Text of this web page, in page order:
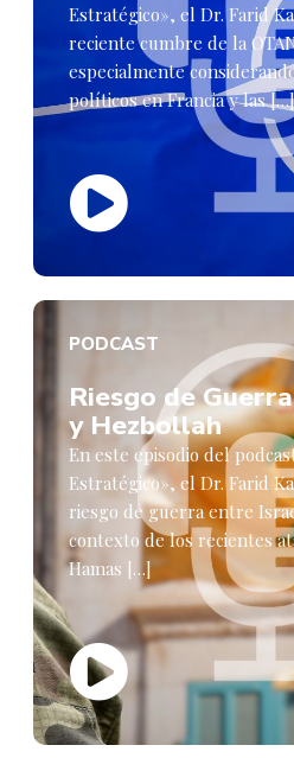
Estratégico», el Dr. Farid
reciente cumbre de la
especialmente
políticos en Francia y las […]
PODCAST
Riesgo de
y Hezbollah
En este episodio del
Estratégico», el Dr. Farid
riesgo de guerra entre
contexto de los recientes
Hamas […]